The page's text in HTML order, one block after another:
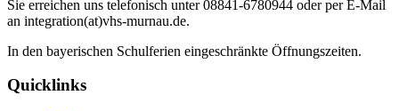
Sie erreichen uns telefonisch unter 08841-6780944 oder per E-Mail
an integration(at)vhs-murnau.de.
In den bayerischen Schulferien eingeschränkte Öffnungszeiten.
Quicklinks